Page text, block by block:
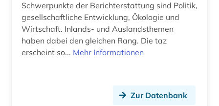
kambodscha (1)
kanada (5)
karibik (1)
Schwerpunkte der Berichterstattung sind Politik,
gesellschaftliche Entwicklung, Ökologie und
Wirtschaft. Inlands- und Auslandsthemen
haben dabei den gleichen Rang. Die taz
erscheint so... Mehr Informationen
Zur Datenbank